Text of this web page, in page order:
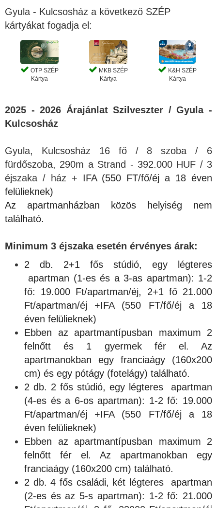
Gyula - Kulcsosház a következő SZÉP
kártyákat fogadja el:
OTP SZÉP
Kártya
MKB SZÉP
Kártya
K&H SZÉP
Kártya
2025 - 2026 Árajánlat Szilveszter / Gyula -
Kulcsosház
Gyula, Kulcsosház 16 fő / 8 szoba / 6
fürdőszoba, 290m a Strand - 392.000 HUF / 3
éjszaka / ház + IFA (550 FT/fő/éj a 18 éven
felülieknek)
Az apartmanházban közös helyiség nem
található.
Minimum 3 éjszaka esetén érvényes árak:
2 db. 2+1 fős stúdió, egy légteres
apartman (1-es és a 3-as apartman): 1-2
fő: 19.000 Ft/apartman/éj, 2+1 fő 21.000
Ft/apartman/éj +IFA (550 FT/fő/éj a 18
éven felülieknek)
Ebben az apartmantípusban maximum 2
felnőtt és 1 gyermek fér el. Az
apartmanokban egy franciaágy (160x200
cm) és egy pótágy (fotelágy) található.
2 db. 2 fős stúdió, egy légteres apartman
(4-es és a 6-os apartman): 1-2 fő: 19.000
Ft/apartman/éj +IFA (550 FT/fő/éj a 18
éven felülieknek)
Ebben az apartmantípusban maximum 2
felnőtt fér el. Az apartmanokban egy
franciaágy (160x200 cm) található.
2 db. 4 fős családi, két légteres apartman
(2-es és az 5-s apartman): 1-2 fő: 21.000